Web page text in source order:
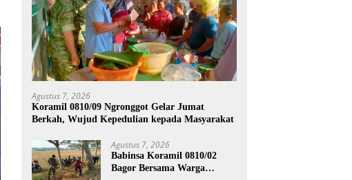
Agustus 7, 2026
Koramil 0810/09 Ngronggot Gelar Jumat
Berkah, Wujud Kepedulian kepada Masyarakat
Agustus 7, 2026
Babinsa Koramil 0810/02
Bagor Bersama Warga